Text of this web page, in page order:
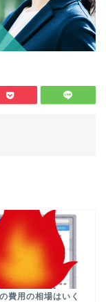
費用の相場はいく